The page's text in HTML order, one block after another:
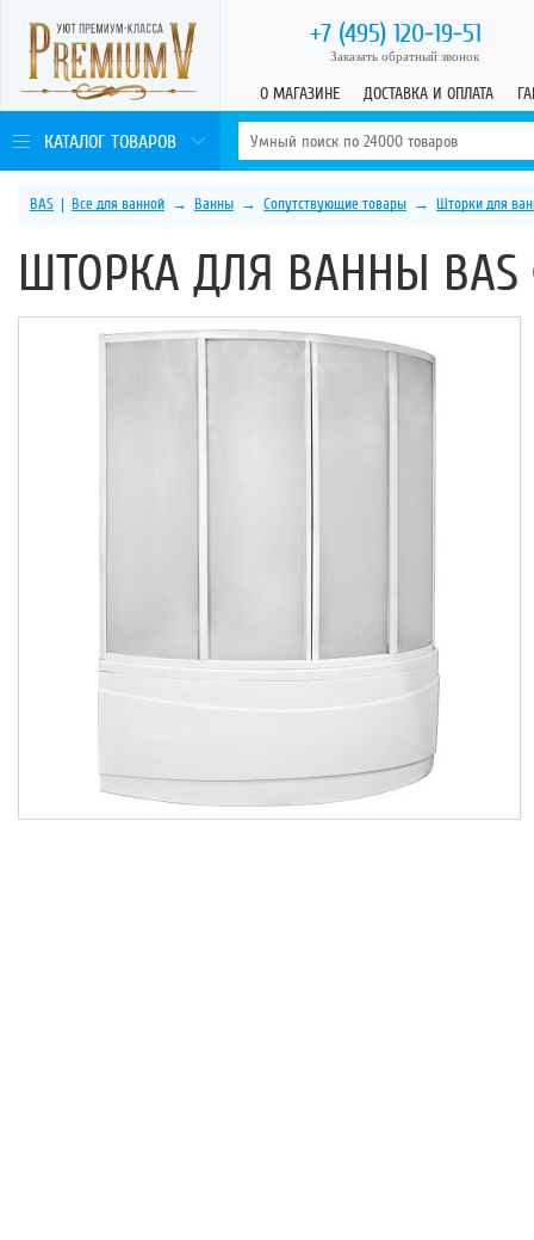
+7 (495) 120-19-51
Заказать обратный звонок
О МАГАЗИНЕ ДОСТАВКА И ОПЛАТА
КАТАЛОГ ТОВАРОВ
BAS | Все для ванной → Ванны → Сопутствующие товары → Шторки для
ШТОРКА ДЛЯ ВАННЫ BAS